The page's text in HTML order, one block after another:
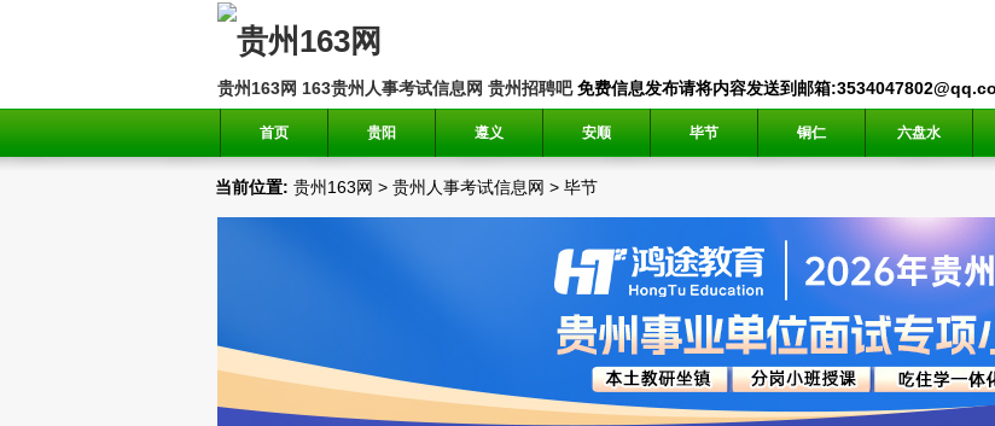
贵州163网 163贵州人事考试信息网 贵州招聘吧免费信息发布请将内容发送到邮箱
首页 贵阳 遵义 安顺 毕节 铜仁 六盘水
当前位置: 贵州163网 > 贵州人事考试信息网 > 毕节